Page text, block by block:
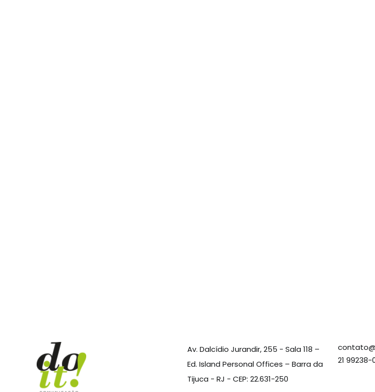
Av. Dalcídio Jurandir, 255 - Sala 118 –
Ed. Island Personal Offices – Barra da
Tijuca - RJ - CEP: 22.631-250
21 99238-